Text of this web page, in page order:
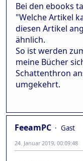
Bei den ebooks
"Welche Artikel
diesen Artikel
ähnlich.
So ist werden
meine Bücher
Schattenthron
umgekehrt.
FeeamPC
Gast
24. Januar 2019, 00:09:48